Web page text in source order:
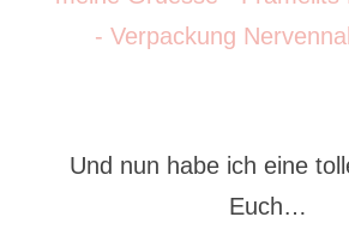
Und nun habe ich eine
Euch…